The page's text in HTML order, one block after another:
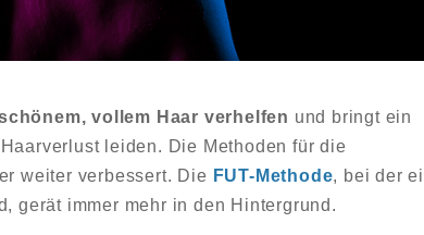
vollem Haar verhelfen und bringt ein
leiden. Die Methoden für die
weiter verbessert. Die FUT-Methode, bei der
gerät immer mehr in den Hintergrund.